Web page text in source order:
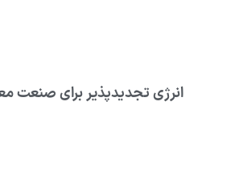
انرژی تجدیدپذیر برای صنعت